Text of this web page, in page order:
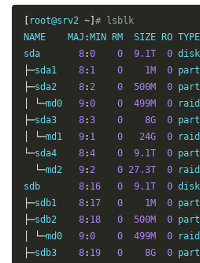
root@srv2 ~] # lsblk
NAME    MAJ : MIN RM  SIZE RO TYPE
sda 8:0 0 9.1T 0
├─sda1 8: 1 0 1M 0
├─sda2 8:2 0 500M 0
└─md0 9:0 0 499M 0
├─sda3 8:3 0 8G 0
└─md1 9: 1 0 24G 0
└─sda4 8:4 0 9.1T 0 part
└─md2 9:2 0 27.3T 0
sdb 8: 16 0 9.1T 0
├─sdb1 8: 17 0 1M 0
├─sdb2 8: 18 0 500M 0
└─md0 9:0 0 499M 0
├─sdb3 8: 19 0 8G 0